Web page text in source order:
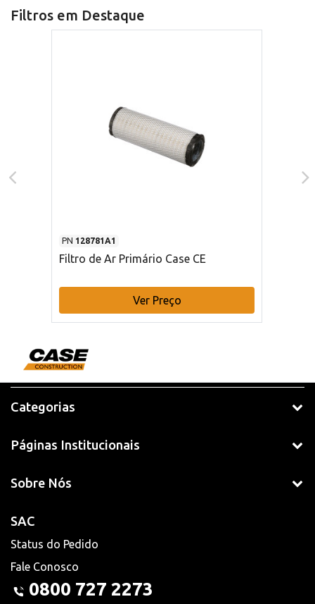
Filtros em Destaque
PN 128781A1
Filtro de Ar Primário Case CE
Ver Preço
Categorias
Páginas Institucionais
Sobre Nós
SAC
Status do Pedido
Fale Conosco
0800 727 2273